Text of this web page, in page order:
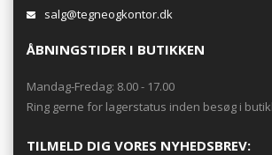
salg@tegneogkontor.dk
ÅBNINGSTIDER I BUTIKKEN
Mandag-Fredag: 8.00 - 17.00
Ring gerne for lagerstatus inden besøg i
TILMELD DIG VORES NYHEDSBREV: